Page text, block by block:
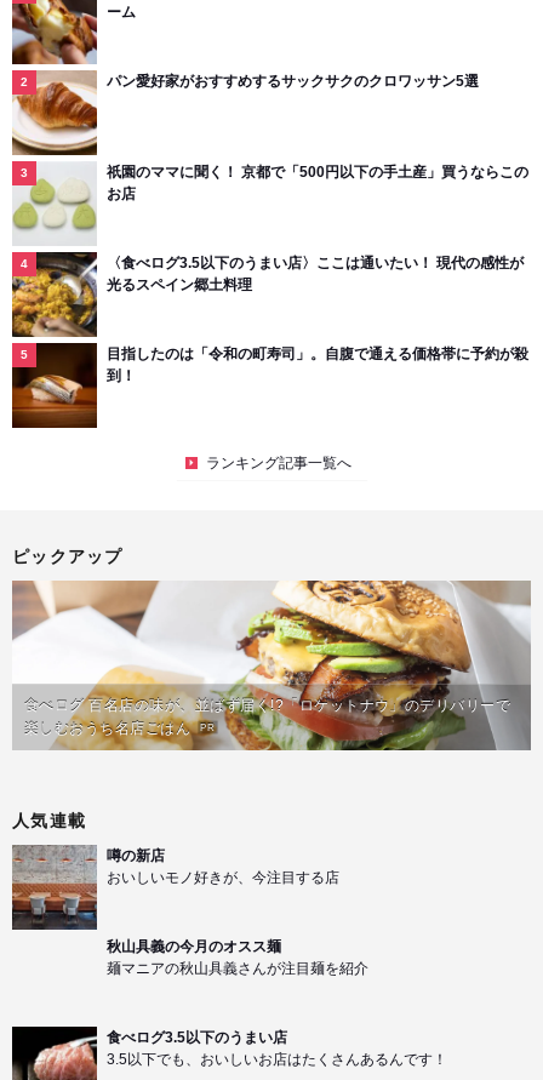
ーム
パン愛好家がおすすめするサックサクのクロワッサン5選
祇園のママに聞く！ 京都で「500円以下の手土産」買うならこの
お店
〈食べログ3.5以下のうまい店〉ここは通いたい！ 現代の感性が
光るスペイン郷土料理
目指したのは「令和の町寿司」。自腹で通える価格帯に予約が殺
到！
ランキング記事一覧へ
ピックアップ
食べログ 百名店の味が、並ばず届く!?「ロケットナウ」のデリバリーで
楽しむおうち名店ごはん PR
人気連載
噂の新店
おいしいモノ好きが、今注目する店
秋山具義の今月のオスス麺
麺マニアの秋山具義さんが注目麺を紹介
食べログ3.5以下のうまい店
3.5以下でも、おいしいお店はたくさんあるんです！